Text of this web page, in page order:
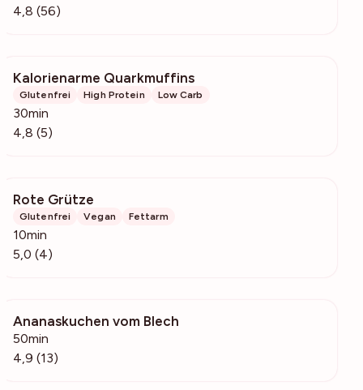
4,8 (56)
Kalorienarme Quarkmuffins
Glutenfrei High Protein Low Carb
30min
4,8 (5)
Rote Grütze
Glutenfrei Vegan Fettarm
10min
5,0 (4)
Ananaskuchen vom Blech
50min
4,9 (13)